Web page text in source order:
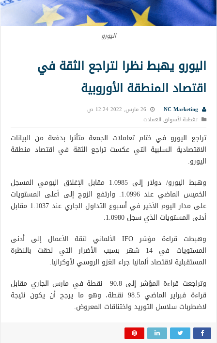
اليورو
اليورو يهبط نظرا لتراجع الثقة في
اقتصاد المنطقة الأوروبية
NC Marketing
26 مارس, 2022 12:24 ص
تغطية لأسواق العملات
تراجع اليورو في ختام تعاملات الجمعة متأثرا بدفعة من البيانات
الاقتصادية السلبية التي عكست تراجع الثقة في اقتصاد منطقة
اليورو.
وهبط اليورو/ دولار إلى 1.0985 مقابل الإغلاق اليومي المسجل
الخميس الماضي عند 1.0996. وارتفع الزوج إلى أعلى المستويات
على مدار اليوم الأخير في أسبوع التداول الجاري عند 1.1037 مقابل
أدنى المستويات الذي سجل 1.0980.
وهبطت قراءة مؤشر IFO الألماني لثقة الأعمال إلى أدنى
المستويات في 14 شهر بسبب الأضرار التي لحقت بالنظرة
المستقبلية لاقتصاد ألمانيا جراء الغزو الروسي لأوكرانيا.
وتراجعت قراءة المؤشر إلى 90.8 نقطة في مارس الجاري مقابل
قراءة فبراير الماضي 98.5 نقطة، وهو ما يرجح أن يكون نتيجة
لاضطربات سلاسل التوريد واختناقات المعروض.